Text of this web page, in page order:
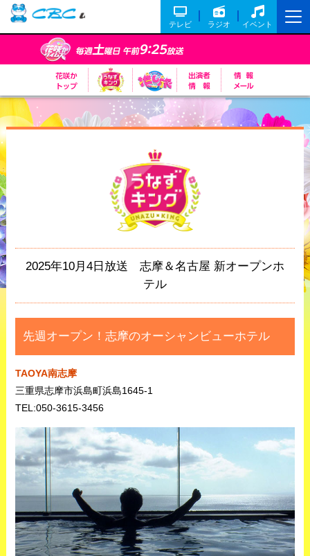
テレビ ラジオ イベント
2025年10月4日放送 志摩＆名古屋 新オープンホ
テル
先週オープン！志摩のオーシャンビューホテル
TAOYA南志摩
三重県志摩市浜島町浜島1645-1
TEL:050-3615-3456